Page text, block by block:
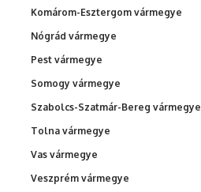
Komárom-Esztergom vármegye
Nógrád vármegye
Pest vármegye
Somogy vármegye
Szabolcs-Szatmár-Bereg vármegye
Tolna vármegye
Vas vármegye
Veszprém vármegye